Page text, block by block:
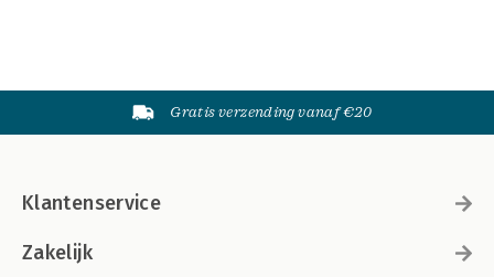
Gratis verzending vanaf €20
Klantenservice
Zakelijk